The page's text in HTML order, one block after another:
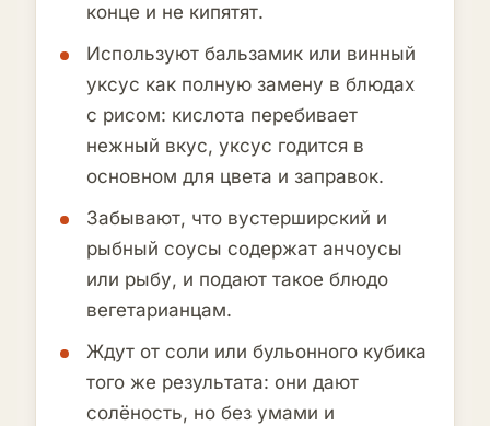
конце и не кипятят.
Используют бальзамик или винный
уксус как полную замену в блюдах
с рисом: кислота перебивает
нежный вкус, уксус годится в
основном для цвета и заправок.
Забывают, что вустерширский и
рыбный соусы содержат анчоусы
или рыбу, и подают такое блюдо
вегетарианцам.
Ждут от соли или бульонного кубика
того же результата: они дают
солёность, но без умами и